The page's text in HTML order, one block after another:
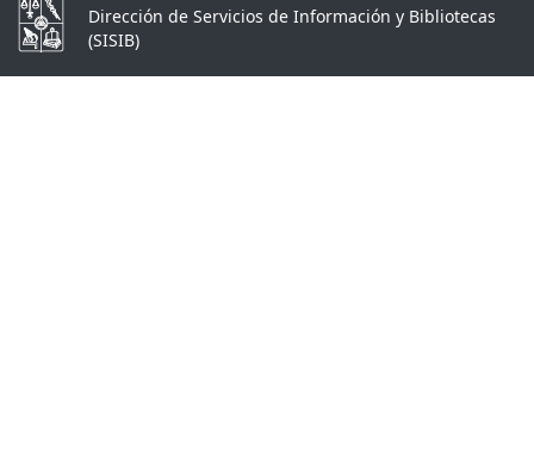
Dirección de Servicios de Información y Bibliotecas
(SISIB)